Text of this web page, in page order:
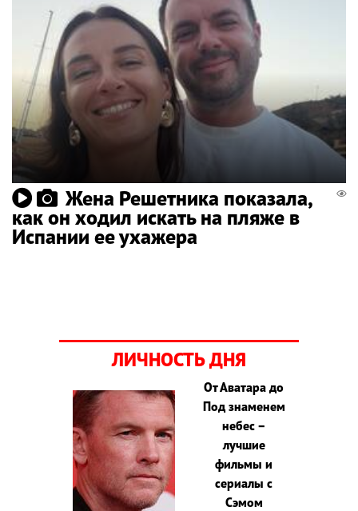
Жена Решетника показала,
как он ходил искать на пляже в
Испании ее ухажера
ЛИЧНОСТЬ ДНЯ
От Аватара до
Под знаменем
небес –
лучшие
фильмы и
сериалы с
Сэмом